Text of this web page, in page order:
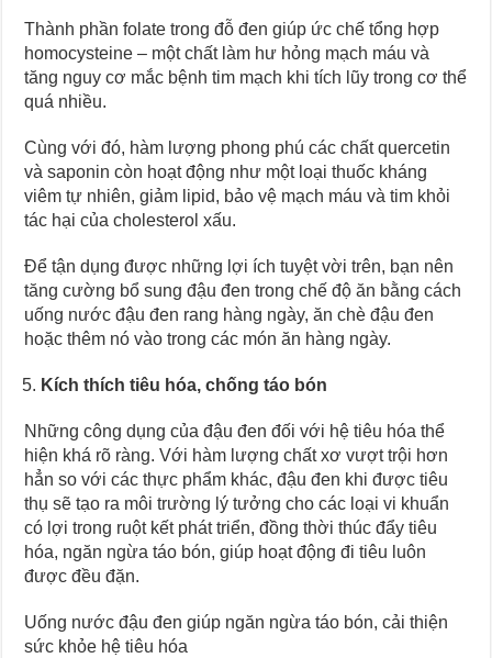
Thành phần folate trong đỗ đen giúp ức chế tổng hợp
homocysteine – một chất làm hư hỏng mạch máu và
tăng nguy cơ mắc bệnh tim mạch khi tích lũy trong cơ thể
quá nhiều.
Cùng với đó, hàm lượng phong phú các chất quercetin
và saponin còn hoạt động như một loại thuốc kháng
viêm tự nhiên, giảm lipid, bảo vệ mạch máu và tim khỏi
tác hại của cholesterol xấu.
Để tận dụng được những lợi ích tuyệt vời trên, bạn nên
tăng cường bổ sung đậu đen trong chế độ ăn bằng cách
uống nước đậu đen rang hàng ngày, ăn chè đậu đen
hoặc thêm nó vào trong các món ăn hàng ngày.
Kích thích tiêu hóa, chống táo bón
Những công dụng của đậu đen đối với hệ tiêu hóa thể
hiện khá rõ ràng. Với hàm lượng chất xơ vượt trội hơn
hẳn so với các thực phẩm khác, đậu đen khi được tiêu
thụ sẽ tạo ra môi trường lý tưởng cho các loại vi khuẩn
có lợi trong ruột kết phát triển, đồng thời thúc đẩy tiêu
hóa, ngăn ngừa táo bón, giúp hoạt động đi tiêu luôn
được đều đặn.
Uống nước đậu đen giúp ngăn ngừa táo bón, cải thiện
sức khỏe hệ tiêu hóa